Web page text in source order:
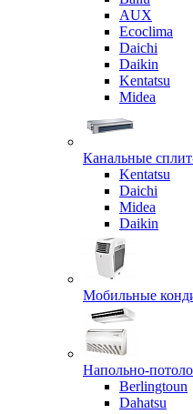
AUX
Ecoclima
Daichi
Daikin
Kentatsu
Midea
Канальные
Kentatsu
Daichi
Midea
Daikin
Мобильные
Напольно-
Berlingtoun
Dahatsu